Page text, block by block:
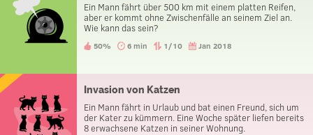
Ein Mann fährt über 500 km mit einem platten Reifen,
aber er kommt ohne Zwischenfälle an seinem Ziel an.
Wie kann das sein?
50% 6 min 1/10 Jan 2018
Invasion von Katzen
Ein Mann fährt in Urlaub und bat einen Freund, sich um
der Kater zu kümmern. Eine Woche später liefen bereits
8 erwachsene Katzen in seiner Wohnung.